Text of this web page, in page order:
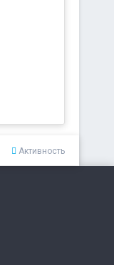
Активность